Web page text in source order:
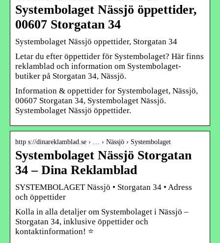
Systembolaget Nässjö öppettider,
00607 Storgatan 34
Systembolaget Nässjö oppettider, Storgatan 34
Letar du efter öppettider för Systembolaget? Här finns
reklamblad och information om Systembolaget-
butiker på Storgatan 34, Nässjö.
Information & oppettider for Systembolaget, Nässjö,
00607 Storgatan 34, Systembolaget Nässjö.
Systembolaget Nässjö öppettider.
http s://dinareklamblad.se › … › Nässjö › Systembolaget
Systembolaget Nässjö Storgatan
34 – Dina Reklamblad
SYSTEMBOLAGET Nässjö • Storgatan 34 • Adress
och öppettider
Kolla in alla detaljer om Systembolaget i Nässjö –
Storgatan 34, inklusive öppettider och
kontaktinformation! ⭐